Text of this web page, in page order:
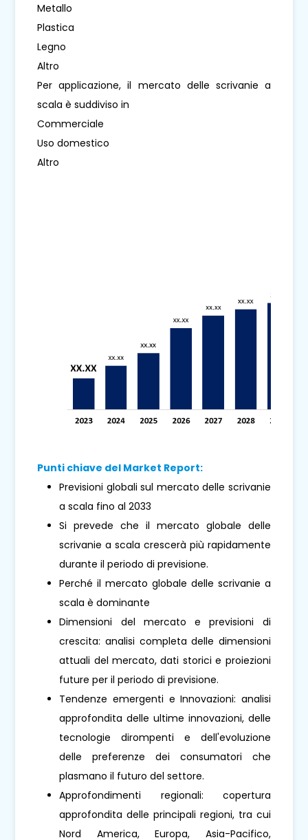
Metallo
Plastica
Legno
Altro
Per applicazione, il mercato delle scrivanie a
scala è suddiviso in
Commerciale
Uso domestico
Altro
Punti chiave del Market Report:
Previsioni globali sul mercato delle scrivanie
a scala fino al 2033
Si prevede che il mercato globale delle
scrivanie a scala crescerà più rapidamente
durante il periodo di previsione.
Perché il mercato globale delle scrivanie a
scala è dominante
Dimensioni del mercato e previsioni di
crescita: analisi completa delle dimensioni
attuali del mercato, dati storici e proiezioni
future per il periodo di previsione.
Tendenze emergenti e Innovazioni: analisi
approfondita delle ultime innovazioni, delle
tecnologie dirompenti e dell'evoluzione
delle preferenze dei consumatori che
plasmano il futuro del settore.
Approfondimenti regionali: copertura
approfondita delle principali regioni, tra cui
Nord America, Europa, Asia-Pacifico,